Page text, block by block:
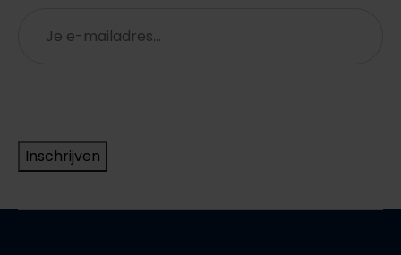
mailadres(Vereist)
Inschrijven